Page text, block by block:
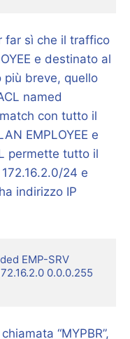
far sì che il traffico
e destinato al
più breve, quello
named
con tutto il
EMPLOYEE e
permette tutto il
24 e
indirizzo IP
EMP-SRV
0.0.0.255
“MYPBR”,